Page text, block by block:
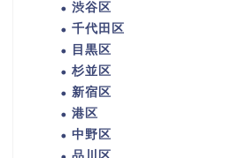
渋谷区
千代田区
目黒区
杉並区
新宿区
港区
中野区